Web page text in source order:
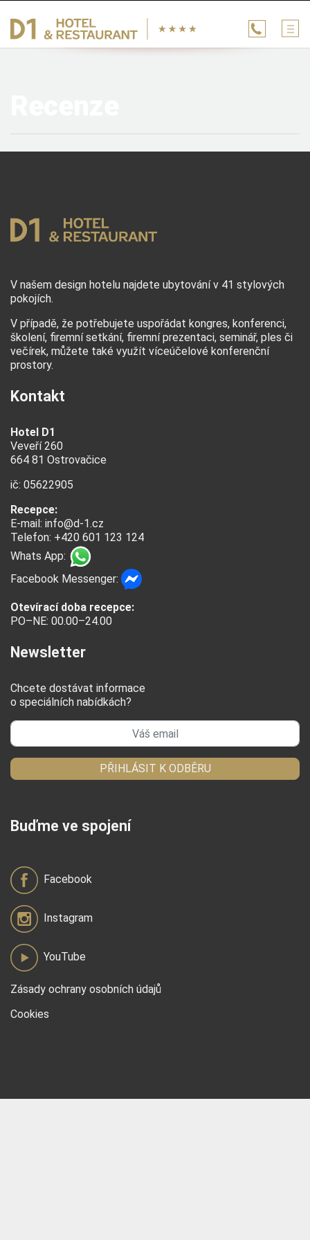
V našem design hotelu najdete ubytování v 41 stylových
pokojích.
V případě, že potřebujete uspořádat kongres, konferenci,
školení, firemní setkání, firemní prezentaci, seminář, ples či
večírek, můžete také využít víceúčelové konferenční
prostory.
Kontakt
Hotel D1
Veveří 260
664 81 Ostrovačice
ič: 05622905
Recepce:
E-mail: info@d-1.cz
Telefon: +420 601 123 124
Whats App:
Facebook Messenger:
Otevírací doba recepce:
PO–NE: 00.00–24.00
Newsletter
Chcete dostávat informace
o speciálních nabídkách?
PŘIHLÁSIT K ODBĚRU
Buďme ve spojení
Facebook
Instagram
YouTube
Zásady ochrany osobních údajů
Cookies